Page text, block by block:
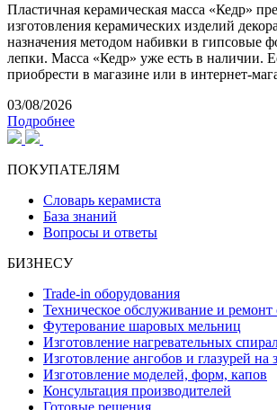
Пластичная керамическая масса «Кедр»
изготовления керамических изделий
назначения методом набивки в гипсовые
лепки. Масса «Кедр» уже есть в наличии.
приобрести в магазине или в интернет-
03/08/2026
Подробнее
ПОКУПАТЕЛЯМ
Словарь керамиста
База знаний
Вопросы и ответы
БИЗНЕСУ
Trade-in оборудования
Техническое обслуживание и ремонт
Футерование шаровых мельниц
Изготовление нагревательных
Изготовление ангобов и глазурей на
Изготовление моделей, форм, капов
Консультация производителей
Готовые решения